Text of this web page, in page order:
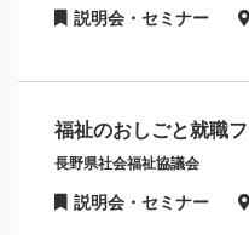
説明会・セミナー
福祉のおしごと就職
長野県社会福祉協議会
説明会・セミナー